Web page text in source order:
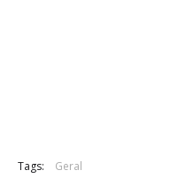
Tags: Geral